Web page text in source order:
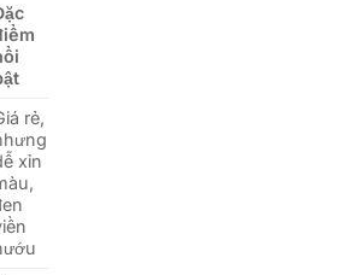
rẻ,
xỉn